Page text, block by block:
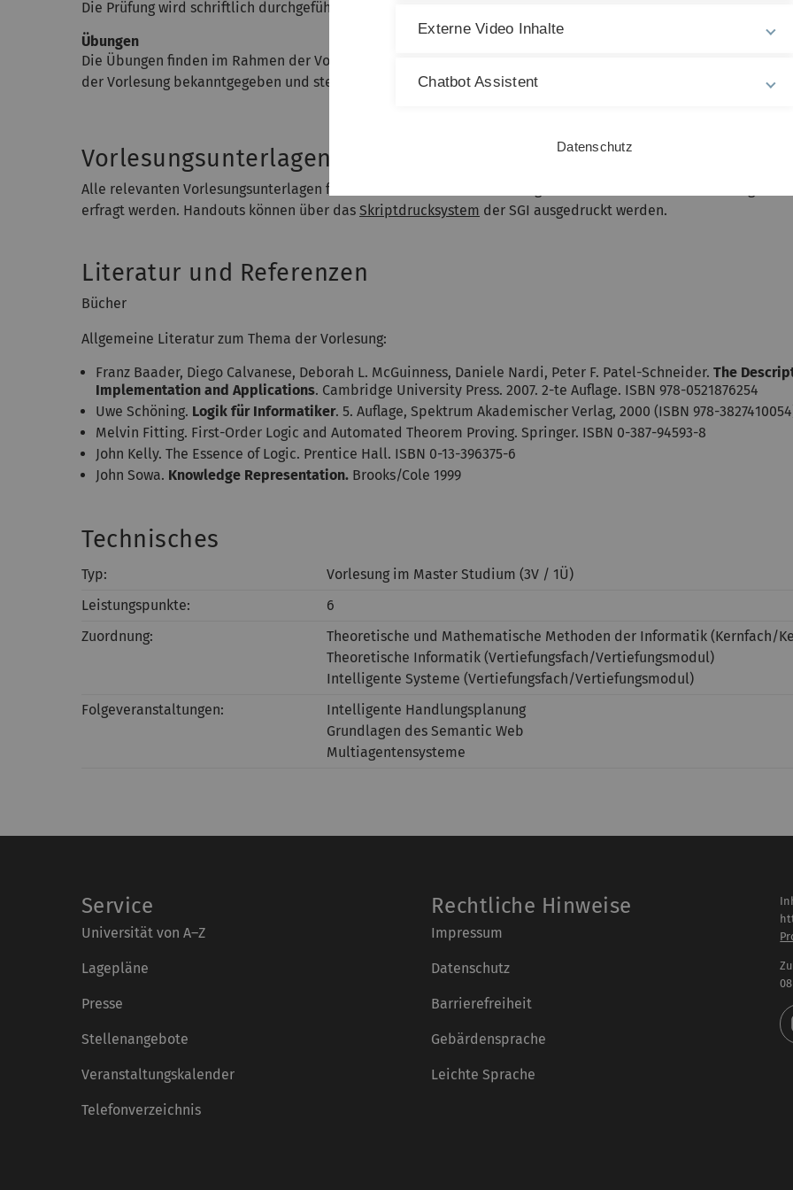
Die Prüfung wird schriftlich durchgeführt.
Übungen
Die Übungen finden im Rahmen der Vorlesung statt, ungefähr im 14-tägigem Rhythmus. Abgabe- und
der Vorlesung bekanntgegeben und stehen im
Moodle e-Lerning System
Vorlesungsunterlagen
Alle relevanten Vorlesungsunterlagen finden Sie in
. Das benötigte Passwort wird in der Vorlesung
erfragt werden. Handouts können über das Skriptdrucksystem der SGI ausgedruckt werden.
Literatur und Referenzen
Bücher
Allgemeine Literatur zum Thema der Vorlesung:
Franz Baader, Diego Calvanese, Deborah L. McGuinness, Daniele Nardi, Peter F. Patel-Schneider. The
Implementation and Applications. Cambridge University Press. 2007. 2-te Auflage. ISBN 978-0521876254
Uwe Schöning. Logik für Informatiker. 5. Auflage, Spektrum Akademischer Verlag, 2000 (ISBN 978-
Melvin Fitting. First-Order Logic and Automated Theorem Proving. Springer. ISBN 0-387-94593-8
John Kelly. The Essence of Logic. Prentice Hall. ISBN 0-13-396375-6
John Sowa. Knowledge Representation. Brooks/Cole 1999
Technisches
Typ:
Vorlesung im Master Studium (3V / 1Ü)
Leistungspunkte:
6
Zuordnung:
Theoretische und Mathematische Methoden der Informatik (Kernfach/
Theoretische Informatik (Vertiefungsfach/Vertiefungsmodul)
Intelligente Systeme (Vertiefungsfach/Vertiefungsmodul)
Folgeveranstaltungen:
Intelligente Handlungsplanung
Grundlagen des Semantic Web
Multiagentensysteme
Service
Universität von A–Z
Lagepläne
Presse
Stellenangebote
Veranstaltungskalender
Telefonverzeichnis
Rechtliche Hinweise
Impressum
Datenschutz
Barrierefreiheit
Gebärdensprache
Leichte Sprache
Externe Video Inhalte
Chatbot Assistent
Datenschutz